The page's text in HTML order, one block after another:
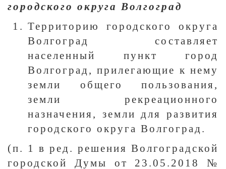
городского округа Волгоград
Территорию городского округа
Волгоград составляет
населенный пункт город
Волгоград, прилегающие к нему
земли общего пользования,
земли рекреационного
назначения, земли для развития
городского округа Волгоград.
(п. 1 в ред. решения Волгоградской
городской Думы от 23.05.2018 №